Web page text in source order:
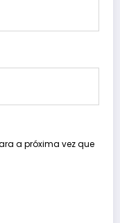
a próxima vez que